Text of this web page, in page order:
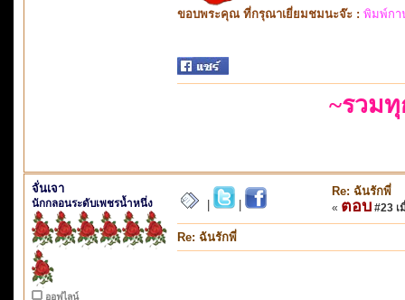
ขอบพระคุณ ที่กรุณาเยี่ยมชมนะจ๊ะ : พิมพ์กา
~รวม
จั่นเจา
นักกลอนระดับเพชรน้ำหนึ่ง
ออฟไลน์
Re: ฉันรักพี่
« ตอบ #23 เ
Re: ฉันรักพี่